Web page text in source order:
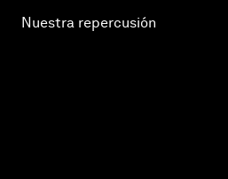
Nuestra repercusión